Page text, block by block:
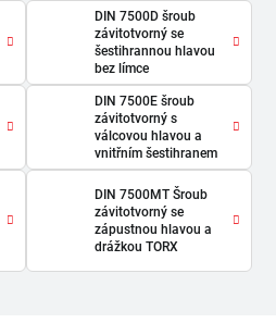
DIN 7500D šroub
závitotvorný se
šestihrannou hlavou
bez límce
DIN 7500E šroub
závitotvorný s
válcovou hlavou a
vnitřním šestihranem
DIN 7500MT Šroub
závitotvorný se
zápustnou hlavou a
drážkou TORX